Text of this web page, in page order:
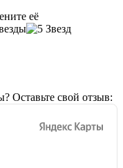
её
Оставьте свой отзыв: